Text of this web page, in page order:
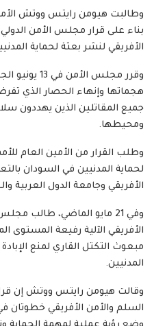
وطالبت هيومن رايتس ووتش
الأفريقي لنشر بعثة لحماية
وقرر مجلس
هجماتها وإنهاء الحصار الذي
جميع المقاتلين الذين يهددون
ومحيطها.
وطلب القرار من الأمين العام
لحماية المدنيين في السودان
الأفريقي وجامعة الدول العربية
وفي 21 مايو الماضي، طالب
الأفريقي الآلية رفيعة المستوى
مبعوث التكتل القاري لمنع
المدنيين.
وقالت هيومن رايتس ووتش إن
السلم والأمن الأفريقي خطوتان